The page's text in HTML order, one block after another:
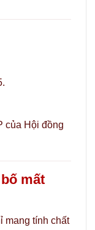
của Hội đồng
mất
mang tính chất